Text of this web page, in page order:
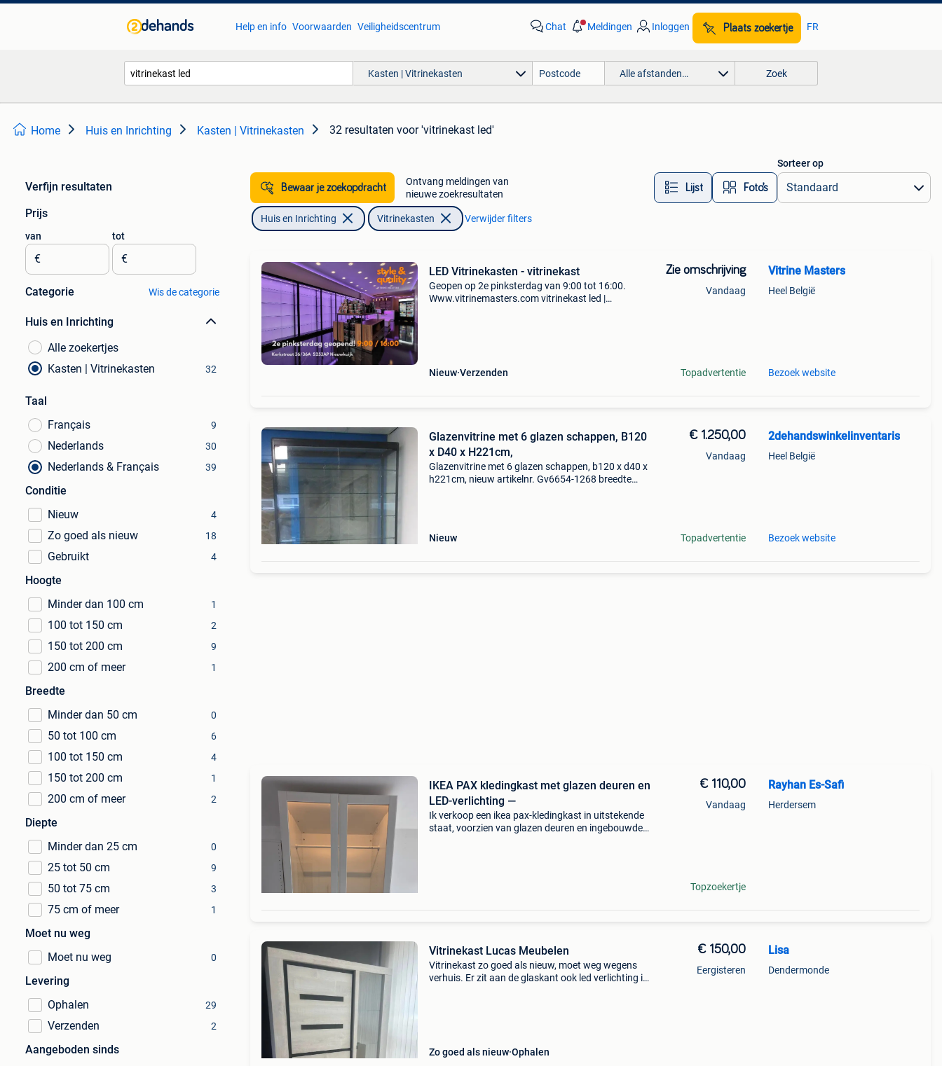
Help en info Voorwaarden Veiligheidscentrum Chat Meldingen Inloggen Plaats zoekertje FR
Kasten | Vitrinekasten Alle afstanden… Zoek
Home Huis en Inrichting Kasten | Vitrinekasten 32 resultaten voor 'vitrinekast led'
Verfijn resultaten
Prijs
van
€
tot
€
Categorie Wis de categorie
Huis en Inrichting
Alle zoekertjes
Kasten | Vitrinekasten
32
Taal
Français
9
Nederlands 30
Nederlands & Français 39
Conditie
Nieuw
4
Zo goed als nieuw 18
Gebruikt 4
Hoogte
Minder dan 100 cm
1
100 tot 150 cm 2
150 tot 200 cm 9
200 cm of meer 1
Breedte
Minder dan 50 cm
0
50 tot 100 cm 6
100 tot 150 cm 4
150 tot 200 cm 1
200 cm of meer 2
Diepte
Minder dan 25 cm
0
25 tot 50 cm 9
50 tot 75 cm 3
75 cm of meer 1
Moet nu weg
Moet nu weg
0
Levering
Ophalen
29
Verzenden 2
Aangeboden sinds
Bewaar je zoekopdracht
Ontvang meldingen van
nieuwe zoekresultaten
Lijst Foto’s
Sorteer op
Huis en Inrichting Vitrinekasten Verwijder filters
LED Vitrinekasten - vitrinekast
Geopen op 2e pinksterdag van 9:00 tot 16:00.
Www.vitrinemasters.com vitrinekast led |
Nieuw Verzenden
Zie omschrijving
Vandaag
Topadvertentie
Vitrine Masters
Heel België
Bezoek website
Glazenvitrine met 6 glazen schappen, B120
x D40 x H221cm,
Glazenvitrine met 6 glazen schappen, b120 x d40 x
h221cm, nieuw artikelnr. Gv6654-1268 breedte
Nieuw
€ 1.250,00
Vandaag
Topadvertentie
2dehandswinkelinventaris
Heel België
Bezoek website
IKEA PAX kledingkast met glazen deuren en
LED-verlichting —
Ik verkoop een ikea pax-kledingkast in uitstekende
staat, voorzien van glazen deuren en ingebouwde
€ 110,00
Vandaag
Topzoekertje
Rayhan Es-Safi
Herdersem
Vitrinekast Lucas Meubelen
Vitrinekast zo goed als nieuw, moet weg wegens
verhuis. Er zit aan de glaskant ook led verlichting in
Zo goed als nieuw Ophalen
€ 150,00
Eergisteren
Lisa
Dendermonde